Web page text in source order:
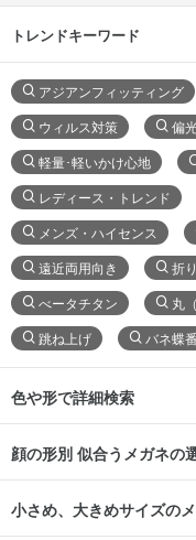
トレンドキーワード
アジアンフィッティング
ウィルス対策 偏
軽量･軽いかけ心地
レディース・トレンド
メンズ・ハイセンス
遠近両用向き 折
べータチタン 丸
跳ね上げ バネ蝶番
色や形で詳細検索
顔の形別 似合うメガネの
小さめ、大きめサイズの